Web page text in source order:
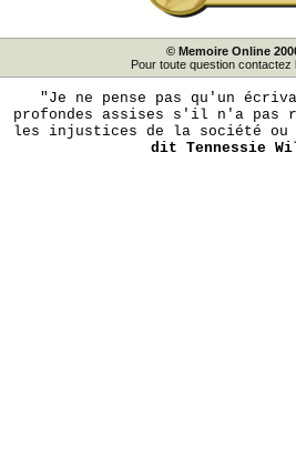
© Memoire Online
Pour toute question contactez
"Je ne pense pas qu'un
profondes assises s'il n'a pas
les injustices de la société
dit Tennessie